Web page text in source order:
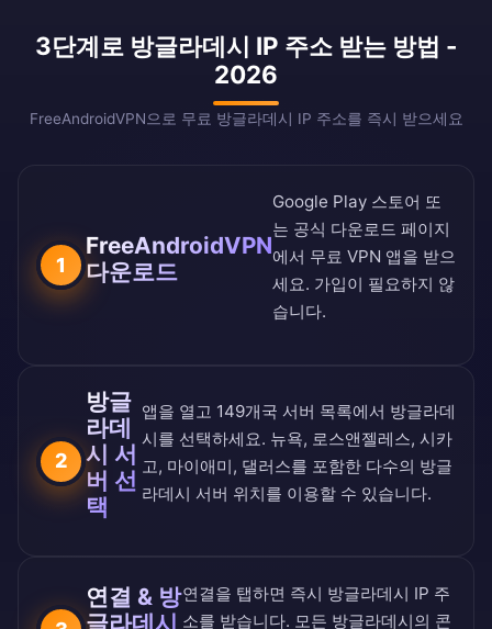
3단계로 방글라데시 IP 주소 받는 방법 -
2026
FreeAndroidVPN으로 무료 방글라데시 IP 주소를 즉시 받으세요
1
FreeAndroidVPN
다운로드
Google Play 스토어 또
는 공식 다운로드 페이지
에서 무료 VPN 앱을 받으
세요. 가입이 필요하지 않
습니다.
2
방글
라데
시 서
버 선
택
앱을 열고 149개국 서버 목록에서 방글라데
시를 선택하세요. 뉴욕, 로스앤젤레스, 시카
고, 마이애미, 댈러스를 포함한 다수의 방글
라데시 서버 위치를 이용할 수 있습니다.
연결 & 방
글라데시
연결을 탭하면 즉시 방글라데시 IP 주
소를 받습니다. 모든 방글라데시의 콘